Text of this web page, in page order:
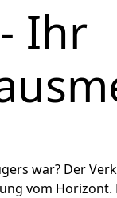
Ihr
war? Der
vom